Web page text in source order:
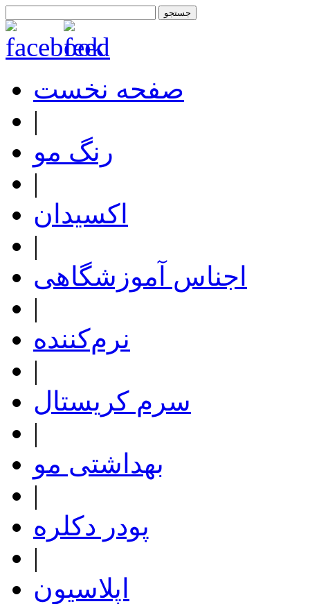
صفحه نخست
|
رنگ مو
|
اکسیدان
|
اجناس آموزشگاهی
|
نرم‌کننده
|
سرم کریستال
|
بهداشتی مو
|
پودر دکلره
|
اپلاسیون